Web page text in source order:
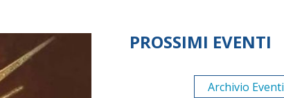
PROSSIMI EVENTI
Archivio Eventi